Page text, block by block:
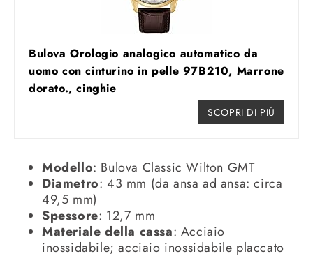
Bulova Orologio analogico automatico da
uomo con cinturino in pelle 97B210, Marrone
dorato., cinghie
SCOPRI DI PIÚ
Modello: Bulova Classic Wilton GMT
Diametro: 43 mm (da ansa ad ansa: circa
49,5 mm)
Spessore: 12,7 mm
Materiale della cassa: Acciaio
inossidabile; acciaio inossidabile placcato